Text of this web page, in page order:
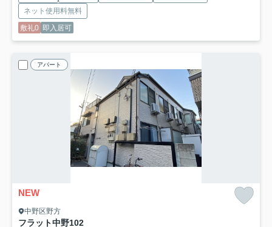
ネット使用料無料
敷礼0 即入居可
アパート
NEW
中野区野方
フラット中野102